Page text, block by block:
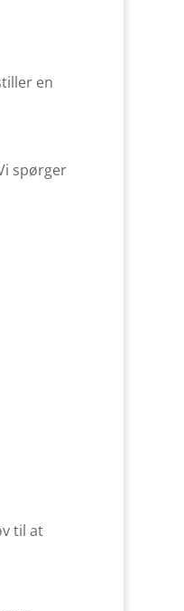
en
spørger
til at